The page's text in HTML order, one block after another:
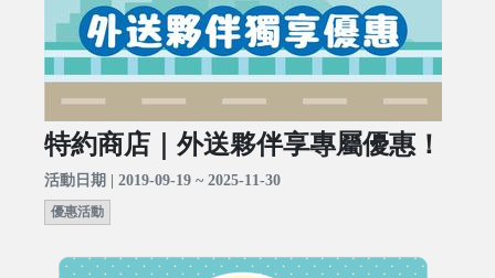
特約商店｜外送夥伴享專屬優惠！
活動日期 | 2019-09-19 ~ 2025-11-30
優惠活動